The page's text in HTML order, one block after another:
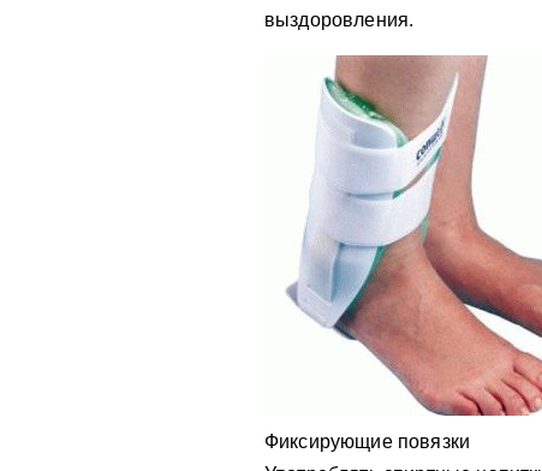
выздоровления.
Фиксирующие повязки